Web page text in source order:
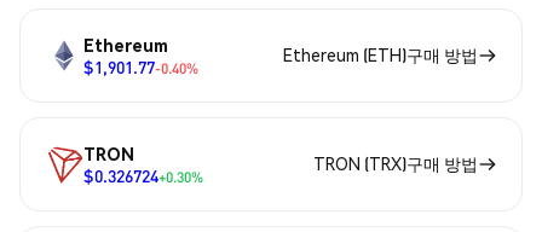
Ethereum
$1,901.77-0.40%
Ethereum (ETH)구매 방법
TRON
$0.326724+0.30%
TRON (TRX)구매 방법